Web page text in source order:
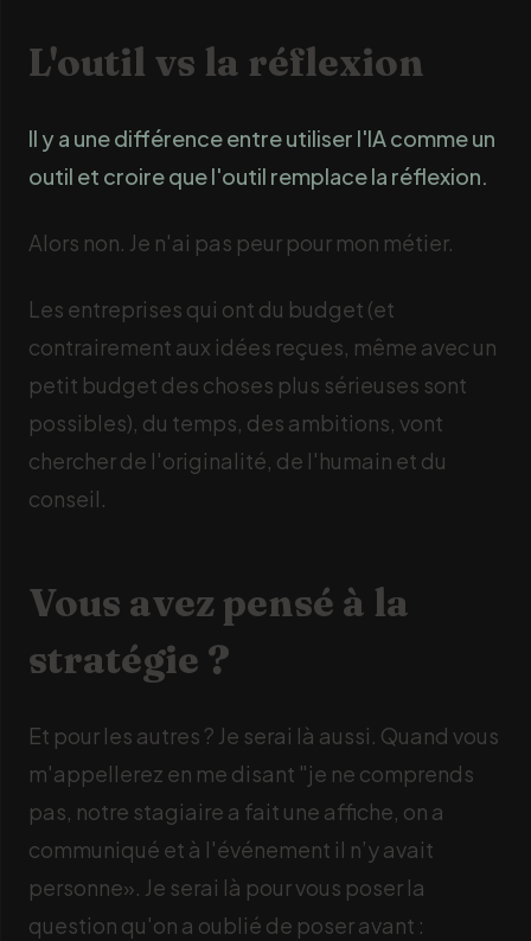
L'outil vs la réflexion
Il y a une différence entre utiliser l'IA comme un
outil et croire que l'outil remplace la réflexion.
Alors non. Je n'ai pas peur pour mon métier.
Les entreprises qui ont du budget (et
contrairement aux idées reçues, même avec un
petit budget des choses plus sérieuses sont
possibles), du temps, des ambitions, vont
chercher de l'originalité, de l'humain et du
conseil.
Vous avez pensé à la
stratégie ?
Et pour les autres ? Je serai là aussi. Quand vous
m'appellerez en me disant "je ne comprends
pas, notre stagiaire a fait une affiche, on a
communiqué et à l'événement il n’y avait
personne». Je serai là pour vous poser la
question qu'on a oublié de poser avant :